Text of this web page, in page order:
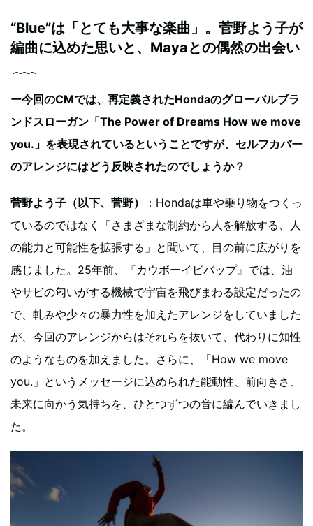
“Blue”は「とても大事な楽曲」。菅野よう子が
編曲に込めた思いと、Mayaとの偶然の出会い
ー今回のCMでは、再定義されたHondaのグローバルブラ
ンドスローガン「The Power of Dreams How we move
you.」を表現されているということですが、セルフカバー
のアレンジにはどう反映されたのでしょうか？
菅野よう子（以下、菅野）
：Hondaは車や乗り物をつくっ
ているのではなく「さまざまな制約から人を解放する、人
の能力と可能性を拡張する」と聞いて、目の前に広がりを
感じました。25年前、『カウボーイビバップ』では、油
やサビの匂いがする機械で宇宙を飛びまわる設定だったの
で、軋みや少々の暴力性を加えたアレンジをしていました
が、今回のアレンジからはそれらを抜いて、代わりに知性
のようなものを加えました。さらに、「How we move
you.」というメッセージに込められた能動性、前向きさ、
未来に向かう気持ちを、ひとつずつの音に編んでいきまし
た。